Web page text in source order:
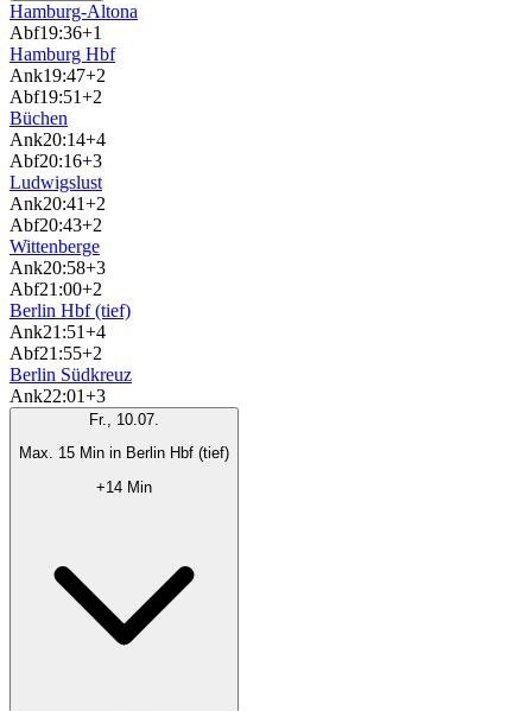
Hamburg-Altona
Abf19:36+1
Hamburg Hbf
Ank19:47+2
Abf19:51+2
Büchen
Ank20:14+4
Abf20:16+3
Ludwigslust
Ank20:41+2
Abf20:43+2
Wittenberge
Ank20:58+3
Abf21:00+2
Berlin Hbf (tief)
Ank21:51+4
Abf21:55+2
Berlin Südkreuz
Ank22:01+3
Fr., 10.07.
Max. 15 Min in Berlin Hbf (tief)
+14 Min